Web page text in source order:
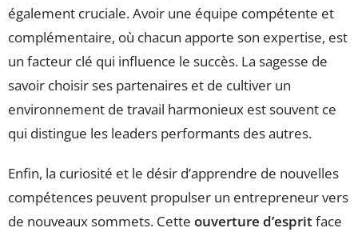
également cruciale. Avoir une équipe compétente et
complémentaire, où chacun apporte son expertise, est
un facteur clé qui influence le succès. La sagesse de
savoir choisir ses partenaires et de cultiver un
environnement de travail harmonieux est souvent ce
qui distingue les leaders performants des autres.
Enfin, la curiosité et le désir d’apprendre de nouvelles
compétences peuvent propulser un entrepreneur vers
de nouveaux sommets. Cette ouverture d’espritface